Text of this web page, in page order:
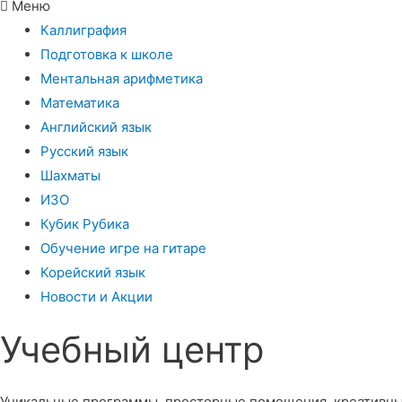
Меню
Каллиграфия
Подготовка к школе
Ментальная арифметика
Математика
Английский язык
Русский язык
Шахматы
ИЗО
Кубик Рубика
Обучение игре на гитаре
Корейский язык
Новости и Акции
Учебный центр​